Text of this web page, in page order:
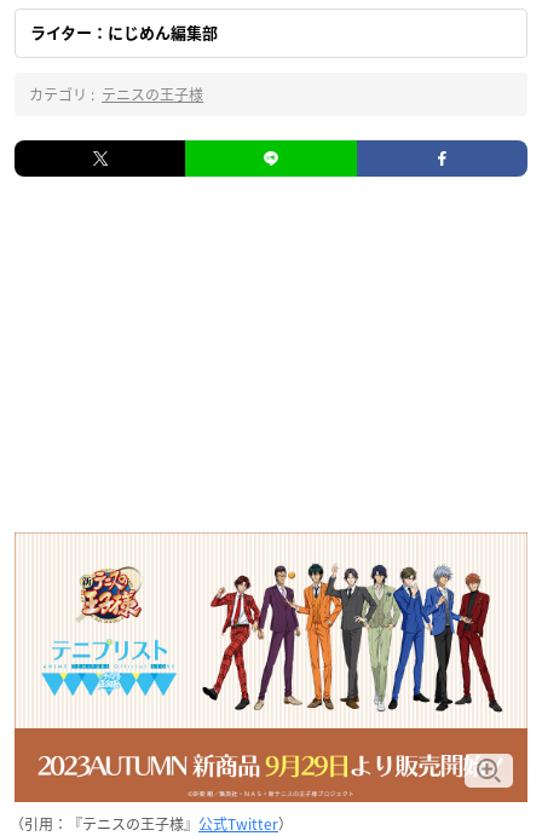
ライター：にじめん編集部
カテゴリ : テニスの王子様
（引用：『テニスの王子様』 公式Twitter）